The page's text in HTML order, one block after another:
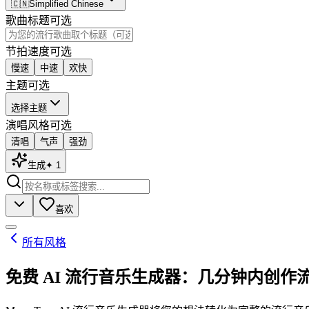
🇨🇳Simplified Chinese
歌曲标题可选
节拍速度可选
慢速 中速 欢快
主题可选
选择主题
演唱风格可选
清唱 气声 强劲
生成✦ 1
喜欢
所有风格
免费 AI 流行音乐生成器：几分钟内创作